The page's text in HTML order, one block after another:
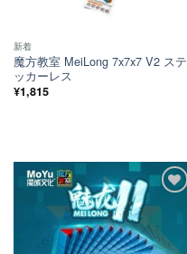
新着
魔方教室 MeiLong 7x7x7 V2 ステ
ッカーレス
¥1,815